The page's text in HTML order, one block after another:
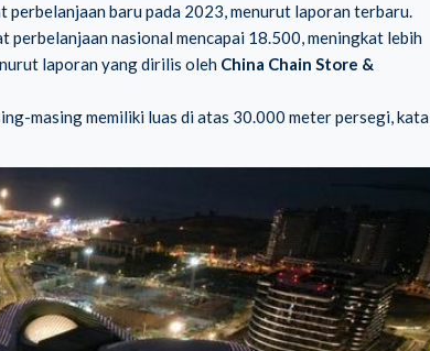
perbelanjaan baru pada 2023, menurut laporan terbaru.
perbelanjaan nasional mencapai 18.500, meningkat lebih
laporan yang dirilis oleh China Chain Store &
masing memiliki luas di atas 30.000 meter persegi, kata